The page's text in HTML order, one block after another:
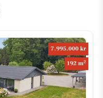
7.995.000 kr
192 m2